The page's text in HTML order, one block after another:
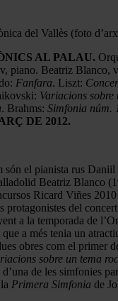
del Vallès (foto
AL PALAU.
piano. Beatriz Blanco,
Fanfara. Liszt:
Variacions
. Brahms: Simfonia núm.
DE 2012.
són el pianista rus
Beatriz Blanco
Ricard Viñes
protagonistes del
a la temporada de
a més tenia un
obres com el primer
sobre un tema
de les simfonies
Primera Simfonia de